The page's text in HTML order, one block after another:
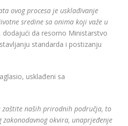
ovog procesa je usklađivanje
sredine sa onima koji važe u
dodajući da resorno Ministarstvo
standarda i postizanju
usklađeni sa
zaštite naših prirodnih područja, to
okvira, unaprjeđenje